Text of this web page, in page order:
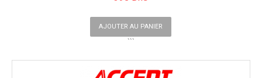
AJOUTER AU PANIER
```